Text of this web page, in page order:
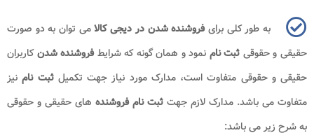
به طور کلی برایفروشنده شدن در دیجی کالامی توان به دو صورت
حقیقی و حقوقی ثبت نام نمود و همان گونه که شرایطفروشنده شدنکاربران
حقیقی و حقوقی متفاوت است، مدارک مورد نیاز جهت تکمیلثبت نامنیز
متفاوت می باشد. مدارک لازم جهت ثبت نام فروشنده های حقیقی و حقوقی
به شرح زیر می باشد: